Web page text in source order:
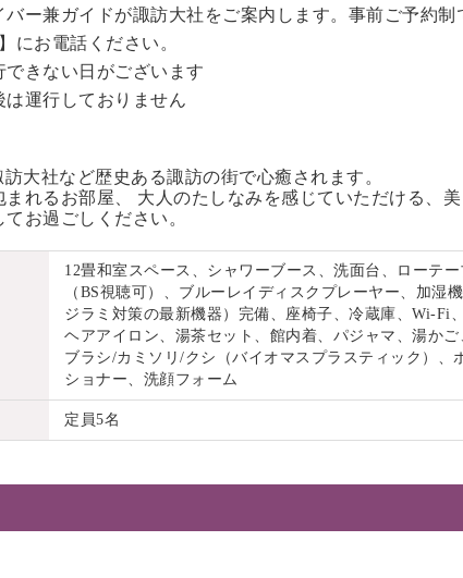
ー兼ガイドが諏訪大社をご案内します。 事前ご予約制
にお電話ください。
きない日がございます
運行しておりません
訪大社など歴史ある諏訪の街で心癒されます。
れるお部屋、 大人のたしなみを感じていただける、
お過ごしください。
12畳和室スペース、シャワーブース、洗面台、ローテ
（BS視聴可）、ブルーレイディスクプレーヤー、加湿
ジラミ対策の最新機器）完備、座椅子、冷蔵庫、Wi-Fi
ヘアアイロン、湯茶セット、館内着、パジャマ、湯か
ブラシ/カミソリ/クシ（バイオマスプラスティック）、
ショナー、洗顔フォーム
定員5名